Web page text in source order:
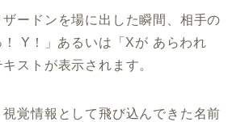
ードンを場に出した瞬間、相手の
Y！」あるいは「Xが あらわれ
ストが表示されます。
覚情報として飛び込んできた名前